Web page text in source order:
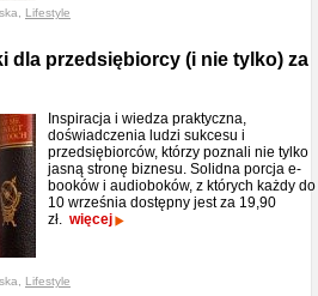
Lifestyle
dla przedsiębiorcy (i nie tylko) za
Inspiracja i wiedza praktyczna,
doświadczenia ludzi sukcesu i
przedsiębiorców, którzy poznali nie tylko
jasną stronę biznesu. Solidna porcja e-
booków i audioboków, z których każdy do
10 września dostępny jest za 19,90
zł. więcej
Lifestyle